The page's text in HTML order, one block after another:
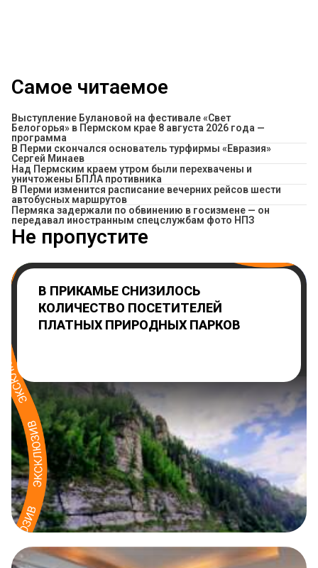
Самое читаемое
Выступление Булановой на фестивале «Свет
Белогорья» в Пермском крае 8 августа 2026 года —
программа
В Перми скончался основатель турфирмы «Евразия»
Сергей Минаев
Над Пермским краем утром были перехвачены и
уничтожены БПЛА противника
​В Перми изменится расписание вечерних рейсов шести
автобусных маршрутов
Пермяка задержали по обвинению в госизмене — он
передавал иностранным спецслужбам фото НПЗ
Не пропустите
В ПРИКАМЬЕ СНИЗИЛОСЬ
КОЛИЧЕСТВО ПОСЕТИТЕЛЕЙ
ПЛАТНЫХ ПРИРОДНЫХ ПАРКОВ